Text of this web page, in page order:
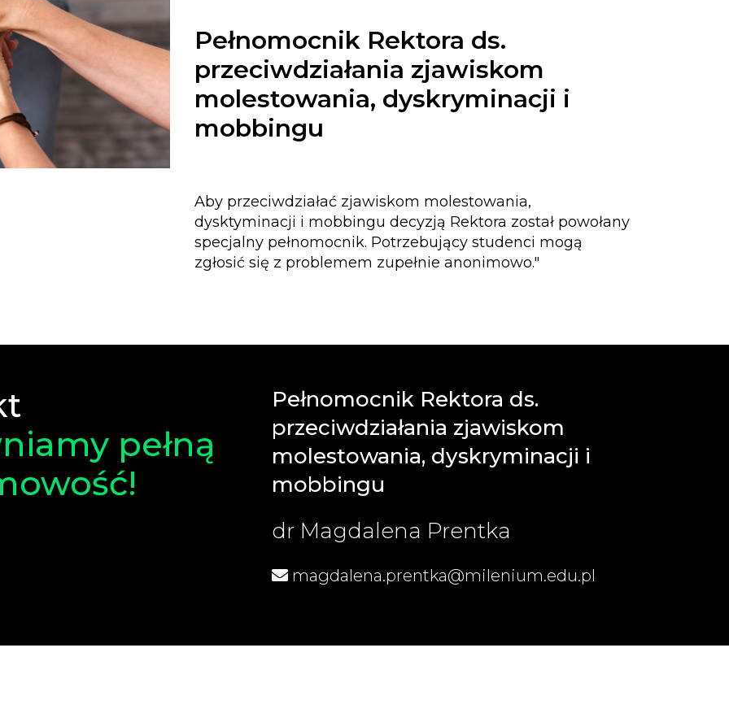
Pełnomocnik Rektora ds.
przeciwdziałania zjawiskom
molestowania, dyskryminacji i
mobbingu
Aby przeciwdziałać zjawiskom molestowania,
dysktyminacji i mobbingu decyzją Rektora został powołany
specjalny pełnomocnik. Potrzebujący studenci mogą
zgłosić się z problemem zupełnie anonimowo."
pełną
Pełnomocnik Rektora ds.
przeciwdziałania zjawiskom
molestowania, dyskryminacji i
mobbingu
dr Magdalena Prentka
magdalena.prentka@milenium.edu.pl